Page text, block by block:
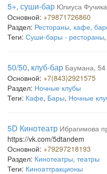
5+, суши-бар Юлиуса
Основной: +79871726860
Раздел: Рестораны, кафе,
Теги: Суши-бары - рестораны,
50/50, клуб-бар Баумана, 54
Основной: +7(843)2921575
Раздел: Ночные клубы
Теги: Кафе, Бары, Ночные
5D Кинотеатр Ибрагимова
https://vk.com/5dtandem
Основной: +79297218193
Раздел: Кинотеатры, театры
Теги: Киноаттракционы